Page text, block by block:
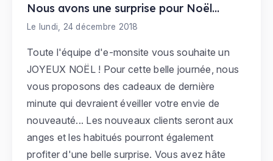
Nous avons une surprise pour Noël...
Le lundi, 24 décembre 2018
Toute l'équipe d'e-monsite vous souhaite un
JOYEUX NOËL ! Pour cette belle journée, nous
vous proposons des cadeaux de dernière
minute qui devraient éveiller votre envie de
nouveauté... Les nouveaux clients seront aux
anges et les habitués pourront également
profiter d'une belle surprise. Vous avez hâte